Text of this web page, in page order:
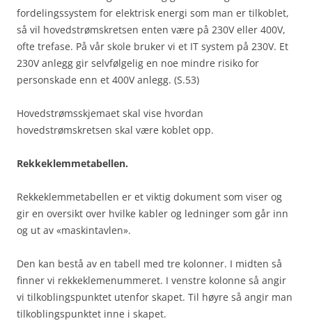
fordelingssystem for elektrisk energi som man er tilkoblet,
så vil hovedstrømskretsen enten være på 230V eller 400V,
ofte trefase. På vår skole bruker vi et IT system på 230V. Et
230V anlegg gir selvfølgelig en noe mindre risiko for
personskade enn et 400V anlegg. (S.53)
Hovedstrømsskjemaet skal vise hvordan
hovedstrømskretsen skal være koblet opp.
Rekkeklemmetabellen.
Rekkeklemmetabellen er et viktig dokument som viser og
gir en oversikt over hvilke kabler og ledninger som går inn
og ut av «maskintavlen».
Den kan bestå av en tabell med tre kolonner. I midten så
finner vi rekkeklemenummeret. I venstre kolonne så angir
vi tilkoblingspunktet utenfor skapet. Til høyre så angir man
tilkoblingspunktet inne i skapet.